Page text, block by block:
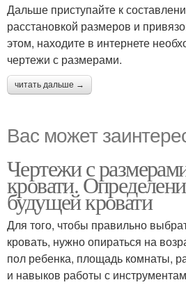
Дальше приступайте к
расстановкой размеров и
этом, находите в интернете
чертежи с размерами.
читать дальше →
Вас может
Чертежи с
кровати.
будущей кровати
Для того, чтобы правильно
кровать, нужно опираться на
пол ребенка, площадь комнаты,
и навыков работы с